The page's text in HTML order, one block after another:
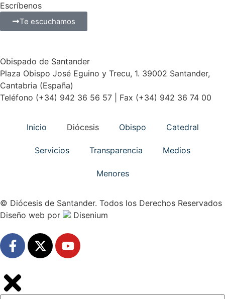
Escríbenos
Te escuchamos
Obispado de Santander
Plaza Obispo José Eguino y Trecu, 1. 39002 Santander,
Cantabria (España)
Teléfono (+34) 942 36 56 57 | Fax (+34) 942 36 74 00
Inicio Diócesis Obispo Catedral
Servicios Transparencia Medios
Menores
© Diócesis de Santander. Todos los Derechos Reservados
Diseño web por Disenium